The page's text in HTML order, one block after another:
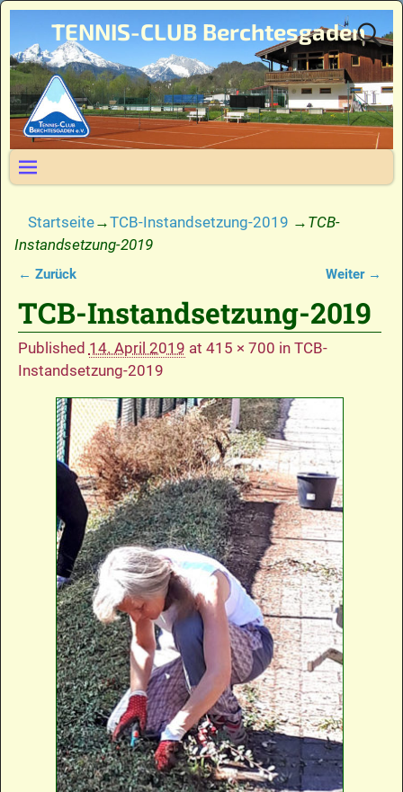
TENNIS-CLUB Berchtesgaden
Startseite→TCB-Instandsetzung-2019 → TCB-
Instandsetzung-2019
← Zurück Weiter →
TCB-Instandsetzung-2019
Published 14. April 2019 at 415 × 700 in TCB-
Instandsetzung-2019